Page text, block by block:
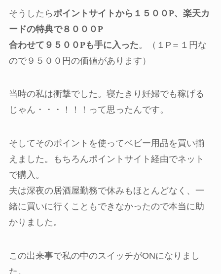
そうしたらポイントサイトから１５００P、楽天カ
ードの特典で８０００P
合わせて９５００Pも手に入った。（１P＝１円な
ので９５００円の価値があります）
当時の私は衝撃でした。寝たきり妊婦でも稼げる
じゃん・・・！！！って思ったんです。
そしてそのポイントを使ってベビー用品を買い揃
えました。もちろんポイントサイト経由でネット
で購入。
夫は深夜の居酒屋勤務で休みもほとんどなく、一
緒に買いに行くこともできなかったので本当に助
かりました。
この出来事で私の中のスイッチがONになりまし
た。